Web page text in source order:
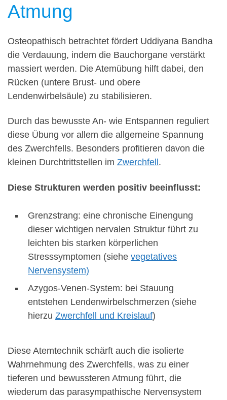
Atmung
Osteopathisch betrachtet fördert Uddiyana Bandha
die Verdauung, indem die Bauchorgane verstärkt
massiert werden. Die Atemübung hilft dabei, den
Rücken (untere Brust- und obere
Lendenwirbelsäule) zu stabilisieren.
Durch das bewusste An- wie Entspannen reguliert
diese Übung vor allem die allgemeine Spannung
des Zwerchfells. Besonders profitieren davon die
kleinen Durchtrittstellen im Zwerchfell .
Diese Strukturen werden positiv beeinflusst:
Grenzstrang: eine chronische Einengung
dieser wichtigen nervalen Struktur führt zu
leichten bis starken körperlichen
Stresssymptomen (siehe vegetatives
Nervensystem)
Azygos-Venen-System: bei Stauung
entstehen Lendenwirbelschmerzen (siehe
hierzu Zwerchfell und Kreislauf)
Diese Atemtechnik schärft auch die isolierte
Wahrnehmung des Zwerchfells, was zu einer
tieferen und bewussteren Atmung führt, die
wiederum das parasympathische Nervensystem